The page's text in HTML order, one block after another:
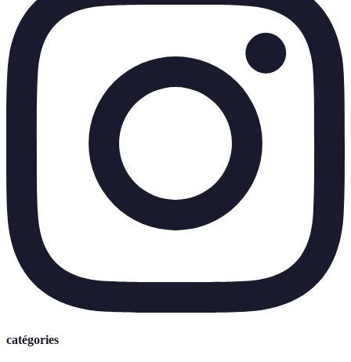
catégories